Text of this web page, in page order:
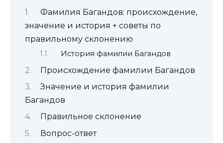
Фамилия Багандов: происхождение,
значение и история + советы по
правильному склонению
История фамилии Багандов
Происхождение фамилии Багандов
Значение и история фамилии
Багандов
Правильное склонение
Вопрос-ответ